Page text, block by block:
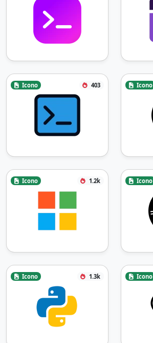
Icono 403 Icono
Icono 1.2k Icono
Icono 1.3k Icono